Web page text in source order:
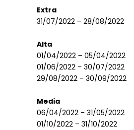
Extra
31/07/2022 – 28/08/2022
Alta
01/04/2022 – 05/04/2022
01/06/2022 – 30/07/2022
29/08/2022 – 30/09/2022
Media
06/04/2022 – 31/05/2022
01/10/2022 – 31/10/2022